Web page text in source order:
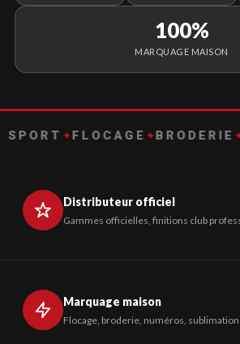
100%
MARQUAGE MAISON
✦FLOCAGE✦BRODERIE✦
Distributeur officiel
Gammes officielles, finitions club
Marquage maison
Flocage, broderie, numéros, sublimation